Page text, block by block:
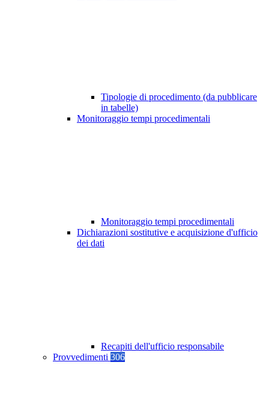
Tipologie di procedimento (da pubblicare
in tabelle)
Monitoraggio tempi procedimentali
Monitoraggio tempi procedimentali
Dichiarazioni sostitutive e acquisizione d'ufficio
dei dati
Recapiti dell'ufficio responsabile
Provvedimenti 306